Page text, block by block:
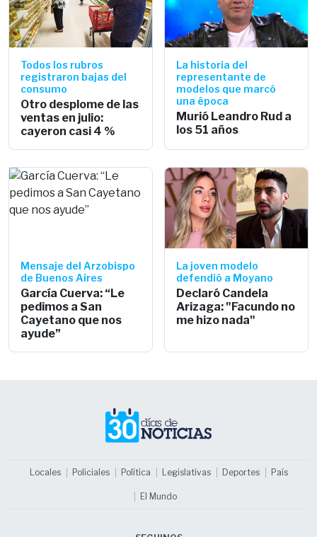
Todos los rubros
registraron bajas del
consumo
Otro desplome de las
ventas en julio:
cayeron casi 4 %
La historia del
representante de
modelos que marcó
una época
Murió Leandro Rud a
los 51 años
Mensaje del Arzobispo
de Buenos Aires
García Cuerva: “Le
pedimos a San
Cayetano que nos
ayude”
La joven modelo
defendió a Moyano
Declaró Candela
Arizaga: "Facundo no
me hizo nada"
Locales Policiales Política Legislativas Deportes País
El Mundo